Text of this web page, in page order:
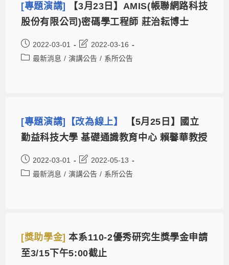
[專題演講]
【3月23日】AMIS(帳聯網路科技
股份有限公司)密碼學工程師 莊治耘博士
2022-03-01
2022-03-16
最新消息 / 演講公告 / 系所公告
[專題演講]【改為線上】
【5月25日】國立
勤益科技大學 基礎通識教育中心 賴馨華教授
2022-03-01
2022-05-13
最新消息 / 演講公告 / 系所公告
[獎助學金]本系110-2優秀研究生獎學金申請
至3/15下午5:00截止